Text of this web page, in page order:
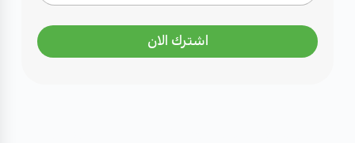
اشترك الان